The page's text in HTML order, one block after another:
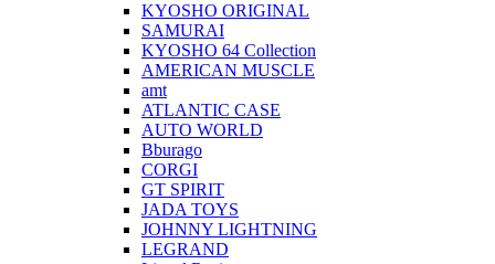
KYOSHO ORIGINAL
SAMURAI
KYOSHO 64 Collection
AMERICAN MUSCLE
amt
ATLANTIC CASE
AUTO WORLD
Bburago
CORGI
GT SPIRIT
JADA TOYS
JOHNNY LIGHTNING
LEGRAND